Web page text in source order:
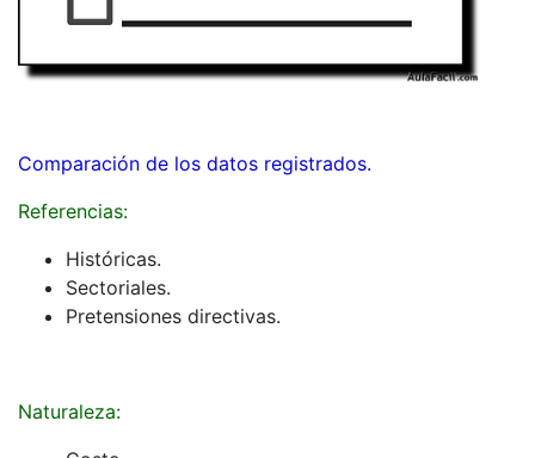
Comparación de los datos registrados.
Referencias:
Históricas.
Sectoriales.
Pretensiones directivas.
Naturaleza: